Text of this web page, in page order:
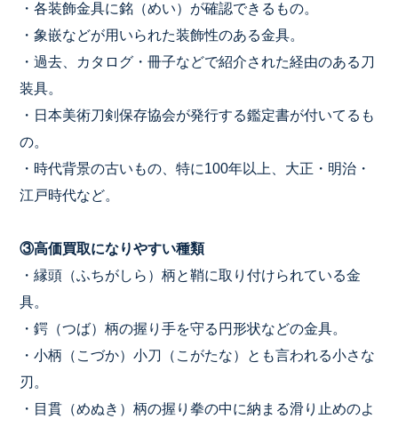
・各装飾金具に銘（めい）が確認できるもの。
・象嵌などが用いられた装飾性のある金具。
・過去、カタログ・冊子などで紹介された経由のある刀
装具。
・日本美術刀剣保存協会が発行する鑑定書が付いてるも
の。
・時代背景の古いもの、特に100年以上、大正・明治・
江戸時代など。
③高価買取になりやすい種類
・縁頭（ふちがしら）柄と鞘に取り付けられている金
具。
・鍔（つば）柄の握り手を守る円形状などの金具。
・小柄（こづか）小刀（こがたな）とも言われる小さな
刃。
・目貫（めぬき）柄の握り拳の中に納まる滑り止めのよ